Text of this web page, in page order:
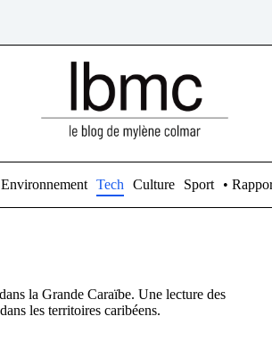
Environnement Tech Culture Sport •
la Grande Caraïbe. Une lecture des
les territoires caribéens.